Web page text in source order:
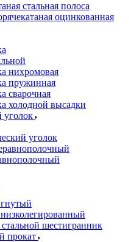
стальная полоса
оцинкованная
нихромовая
пружинная
сварочная
холодной высадки
уголок
уголок
шестигранник
прокат